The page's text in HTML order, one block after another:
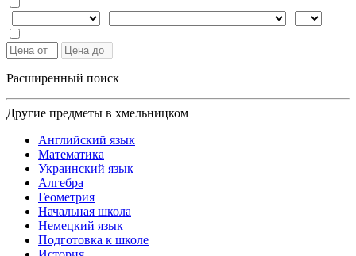
Расширенный поиск
Другие предметы в хмельницком
Английский язык
Математика
Украинский язык
Алгебра
Геометрия
Начальная школа
Немецкий язык
Подготовка к школе